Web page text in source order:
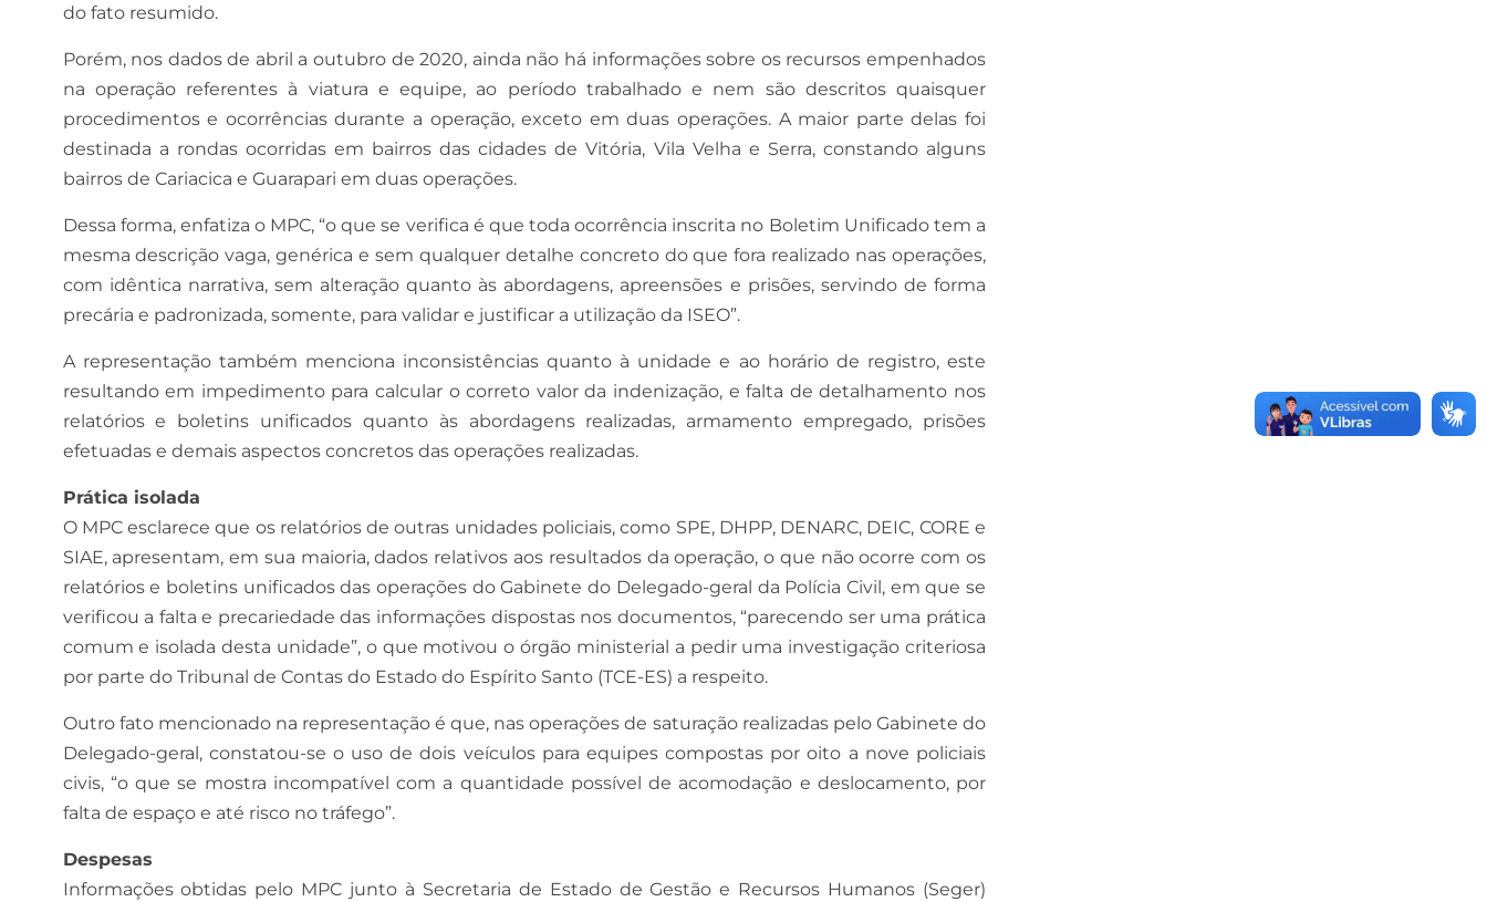
do fato resumido.
Porém, nos dados de abril a outubro de 2020, ainda não há informações sobre os recursos empenhados
na operação referentes à viatura e equipe, ao período trabalhado e nem são descritos quaisquer
procedimentos e ocorrências durante a operação, exceto em duas operações. A maior parte delas foi
destinada a rondas ocorridas em bairros das cidades de Vitória, Vila Velha e Serra, constando alguns
bairros de Cariacica e Guarapari em duas operações.
Dessa forma, enfatiza o MPC, “o que se verifica é que toda ocorrência inscrita no Boletim Unificado tem a
mesma descrição vaga, genérica e sem qualquer detalhe concreto do que fora realizado nas operações,
com idêntica narrativa, sem alteração quanto às abordagens, apreensões e prisões, servindo de forma
precária e padronizada, somente, para validar e justificar a utilização da ISEO”.
A representação também menciona inconsistências quanto à unidade e ao horário de registro, este
resultando em impedimento para calcular o correto valor da indenização, e falta de detalhamento nos
relatórios e boletins unificados quanto às abordagens realizadas, armamento empregado, prisões
efetuadas e demais aspectos concretos das operações realizadas.
Prática isolada
O MPC esclarece que os relatórios de outras unidades policiais, como SPE, DHPP, DENARC, DEIC, CORE e
SIAE, apresentam, em sua maioria, dados relativos aos resultados da operação, o que não ocorre com os
relatórios e boletins unificados das operações do Gabinete do Delegado-geral da Polícia Civil, em que se
verificou a falta e precariedade das informações dispostas nos documentos, “parecendo ser uma prática
comum e isolada desta unidade”, o que motivou o órgão ministerial a pedir uma investigação criteriosa
por parte do Tribunal de Contas do Estado do Espírito Santo (TCE-ES) a respeito.
Outro fato mencionado na representação é que, nas operações de saturação realizadas pelo Gabinete do
Delegado-geral, constatou-se o uso de dois veículos para equipes compostas por oito a nove policiais
civis, “o que se mostra incompatível com a quantidade possível de acomodação e deslocamento, por
falta de espaço e até risco no tráfego”.
Despesas
Informações obtidas pelo MPC junto à Secretaria de Estado de Gestão e Recursos Humanos (Seger)